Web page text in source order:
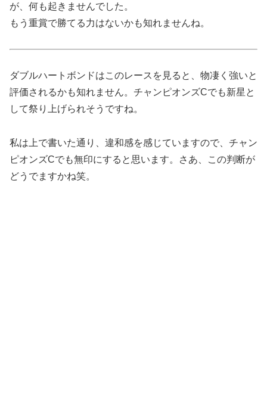
が、何も起きませんでした。
もう重賞で勝てる力はないかも知れませんね。
ダブルハートボンドはこのレースを見ると、物凄く強いと
評価されるかも知れません。チャンピオンズCでも新星と
して祭り上げられそうですね。
私は上で書いた通り、違和感を感じていますので、チャン
ピオンズCでも無印にすると思います。さあ、この判断が
どうでますかね笑。